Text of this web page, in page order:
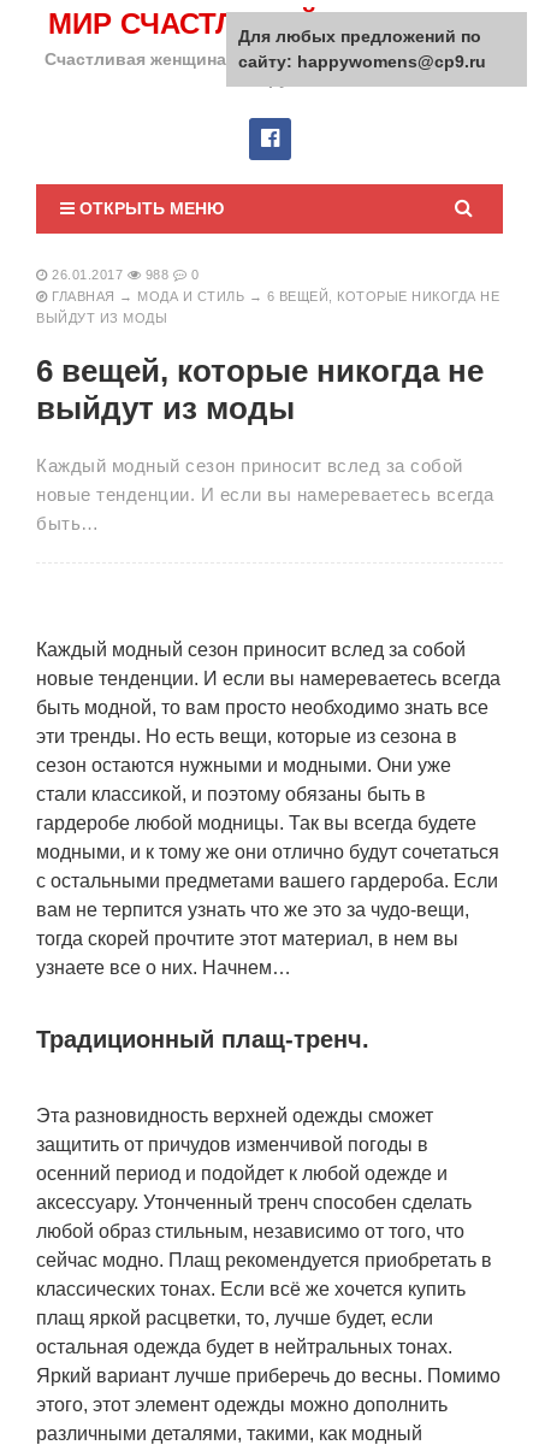
МИР СЧАСТЛИВОЙ ЖЕНЩИНЫ
Счастливая женщина сделает счастливым весь мир
ОТКРЫТЬ МЕНЮ
26.01.2017 988
0
ГЛАВНАЯ → МОДА И СТИЛЬ → 6 ВЕЩЕЙ, КОТОРЫЕ НИКОГДА НЕ
ВЫЙДУТ ИЗ МОДЫ
6 вещей, которые никогда не
выйдут из моды
Каждый модный сезон приносит вслед за собой
новые тенденции. И если вы намереваетесь всегда
быть…
Каждый модный сезон приносит вслед за собой
новые тенденции. И если вы намереваетесь всегда
быть модной, то вам просто необходимо знать все
эти тренды. Но есть вещи, которые из сезона в
сезон остаются нужными и модными. Они уже
стали классикой, и поэтому обязаны быть в
гардеробе любой модницы. Так вы всегда будете
модными, и к тому же они отлично будут сочетаться
с остальными предметами вашего гардероба. Если
вам не терпится узнать что же это за чудо-вещи,
тогда скорей прочтите этот материал, в нем вы
узнаете все о них. Начнем…
Традиционный плащ-тренч.
Эта разновидность верхней одежды сможет
защитить от причудов изменчивой погоды в
осенний период и подойдет к любой одежде и
аксессуару. Утонченный тренч способен сделать
любой образ стильным, независимо от того, что
сейчас модно. Плащ рекомендуется приобретать в
классических тонах. Если всё же хочется купить
плащ яркой расцветки, то, лучше будет, если
остальная одежда будет в нейтральных тонах.
Яркий вариант лучше приберечь до весны. Помимо
этого, этот элемент одежды можно дополнить
различными деталями, такими, как модный
Для любых предложений по
сайту: happywomens@cp9.ru